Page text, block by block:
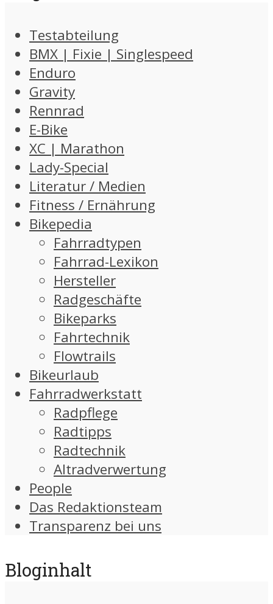
Testabteilung
BMX | Fixie | Singlespeed
Enduro
Gravity
Rennrad
E-Bike
XC | Marathon
Lady-Special
Literatur / Medien
Fitness / Ernährung
Bikepedia
Fahrradtypen
Fahrrad-Lexikon
Hersteller
Radgeschäfte
Bikeparks
Fahrtechnik
Flowtrails
Bikeurlaub
Fahrradwerkstatt
Radpflege
Radtipps
Radtechnik
Altradverwertung
People
Das Redaktionsteam
Transparenz bei uns
Bloginhalt